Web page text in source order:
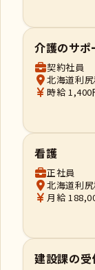
介護のサポ
契約社員
北海道利
時給 1,400
看護
正社員
北海道利
月給
建設課の受